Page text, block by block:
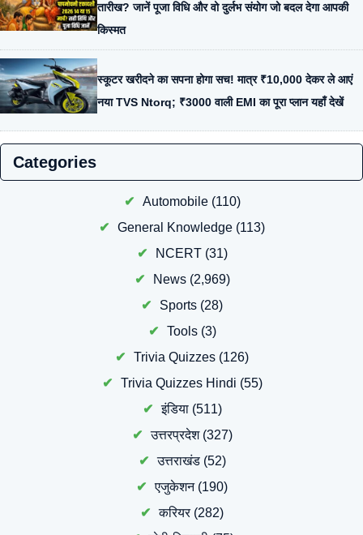
तारीख? जानें पूजा विधि और वो दुर्लभ संयोग जो बदल देगा आपकी
किस्मत
स्कूटर खरीदने का सपना होगा सच! मात्र ₹10,000 देकर ले आएं
नया TVS Ntorq; ₹3000 वाली EMI का पूरा प्लान यहाँ देखें
Categories
Automobile(110)
General Knowledge (113)
NCERT(31)
News(2,969)
Sports (28)
Tools(3)
Trivia Quizzes (126)
Trivia Quizzes Hindi (55)
इंडिया(511)
उत्तरप्रदेश(327)
उत्तराखंड(52)
एजुकेशन(190)
करियर(282)